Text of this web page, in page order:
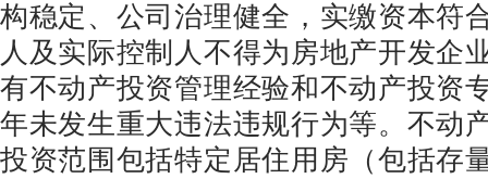
构稳定、公司治理健全，实缴资本符
人及实际控制人不得为房地产开发企
有不动产投资管理经验和不动产投资
年未发生重大违法违规行为等。不动
投资范围包括特定居住用房（包括存